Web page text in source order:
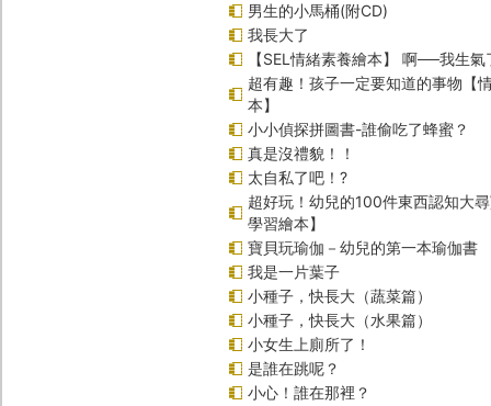
男生的小馬桶(附CD)
我長大了
【SEL情緒素養繪本】 啊──我生
超有趣！孩子一定要知道的事物【
本】
小小偵探拼圖書-誰偷吃了蜂蜜？
真是沒禮貌！！
太自私了吧！?
超好玩！幼兒的100件東西認知大
學習繪本】
寶貝玩瑜伽－幼兒的第一本瑜伽書
我是一片葉子
小種子，快長大（蔬菜篇）
小種子，快長大（水果篇）
小女生上廁所了！
是誰在跳呢？
小心！誰在那裡？